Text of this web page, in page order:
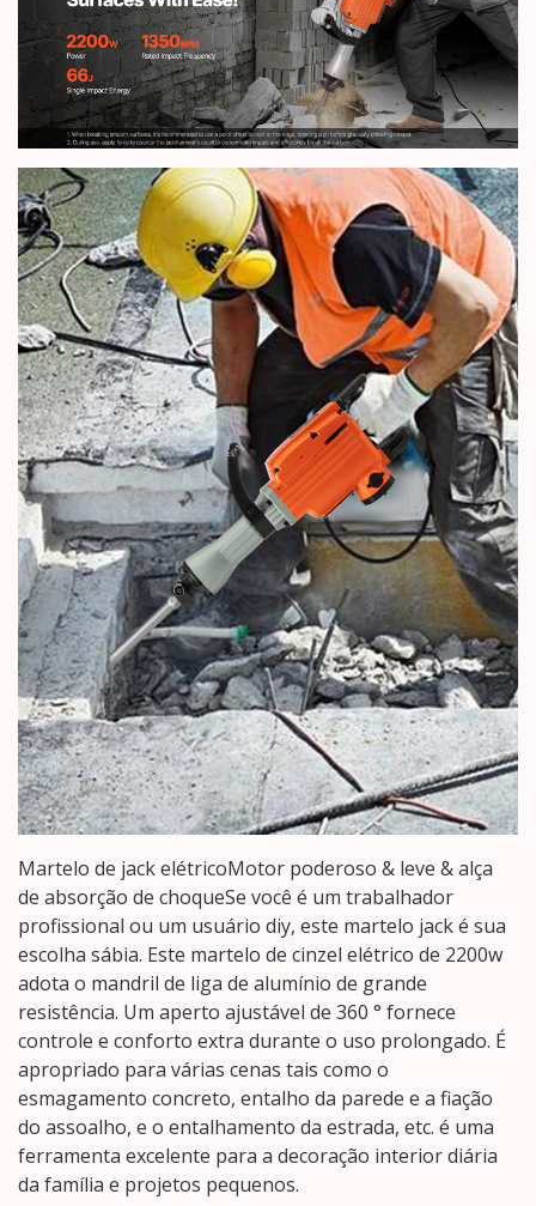
Martelo de jack elétricoMotor poderoso & leve & alça
de absorção de choqueSe você é um trabalhador
profissional ou um usuário diy, este martelo jack é sua
escolha sábia. Este martelo de cinzel elétrico de 2200w
adota o mandril de liga de alumínio de grande
resistência. Um aperto ajustável de 360 ° fornece
controle e conforto extra durante o uso prolongado. É
apropriado para várias cenas tais como o
esmagamento concreto, entalho da parede e a fiação
do assoalho, e o entalhamento da estrada, etc. é uma
ferramenta excelente para a decoração interior diária
da família e projetos pequenos.